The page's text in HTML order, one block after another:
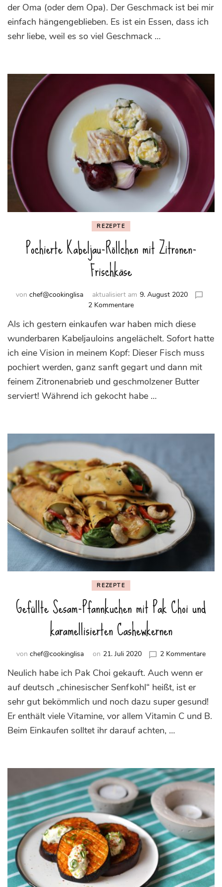
und
mit
Bärlauch
der Oma (oder dem Opa). Der Geschmack ist bei mir
einfach hängengeblieben. Es ist ein Essen, dass ich
sehr liebe, weil es so viel Geschmack …
REZEPTE
Pochierte Kabeljau-Röllchen mit Zitronen-
Frischkäse
von chef@cookinglisa aktualisiert am 9. August 2020
2 Kommentarezu
Kabeljau-
Röllchen
Zitronen-
Frischkäse
Als ich gestern einkaufen war haben mich diese
wunderbaren Kabeljauloins angelächelt. Sofort hatte
ich eine Vision in meinem Kopf: Dieser Fisch muss
pochiert werden, ganz sanft gegart und dann mit
feinem Zitronenabrieb und geschmolzener Butter
serviert! Während ich gekocht habe …
REZEPTE
Gefüllte Sesam-Pfannkuchen mit Pak Choi und
karamellisierten Cashewkernen
von chef@cookinglisa on 21. Juli 2020 2 Kommentarezu
Pak
Choi
Neulich habe ich Pak Choi gekauft. Auch wenn er
auf deutsch „chinesischer Senfkohl“ heißt, ist er
sehr gut bekömmlich und noch dazu super gesund!
Er enthält viele Vitamine, vor allem Vitamin C und B.
Beim Einkaufen solltet ihr darauf achten, …